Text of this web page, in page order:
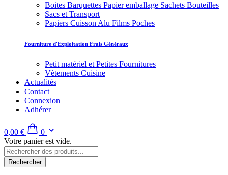
Boites Barquettes Papier emballage Sachets Bouteilles
Sacs et Transport
Papiers Cuisson Alu Films Poches
Fourniture d'Exploitation Frais Généraux
Petit matériel et Petites Fournitures
Vètements Cuisine
Actualités
Contact
Connexion
Adhérer
0,00 €
0
Votre panier est vide.
Rechercher